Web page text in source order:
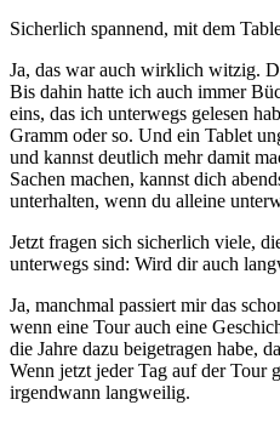
Sicherlich spannend, mit dem
Ja, das war auch wirklich witzig.
Bis dahin hatte ich auch immer
eins, das ich unterwegs gelesen
Gramm oder so. Und ein Tablet
und kannst deutlich mehr damit
Sachen machen, kannst dich
unterhalten, wenn du alleine
Jetzt fragen sich sicherlich viele,
unterwegs sind: Wird dir auch
Ja, manchmal passiert mir das
wenn eine Tour auch eine
die Jahre dazu beigetragen habe,
Wenn jetzt jeder Tag auf der Tour
irgendwann langweilig.